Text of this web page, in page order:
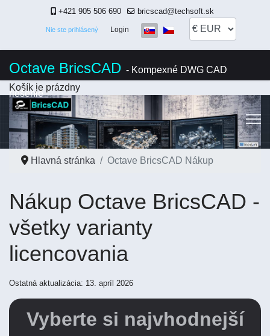
+421 905 506 690 bricscad@techsoft.sk
Nie ste prihlásený Login Vyberte váš jazyk
Octave BricsCAD - Kompexné DWG CAD
riešenie
Košík je prázdny
Hlavná stránka Octave BricsCAD Nákup
Nákup Octave BricsCAD -
všetky varianty
licencovania
Ostatná aktualizácia: 13. apríl 2026
Vyberte si najvhodnejší